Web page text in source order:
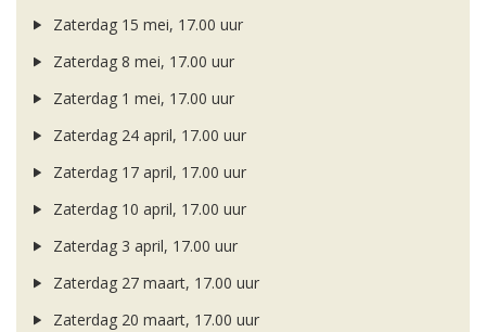
Zaterdag 15 mei, 17.00 uur
Zaterdag 8 mei, 17.00 uur
Zaterdag 1 mei, 17.00 uur
Zaterdag 24 april, 17.00 uur
Zaterdag 17 april, 17.00 uur
Zaterdag 10 april, 17.00 uur
Zaterdag 3 april, 17.00 uur
Zaterdag 27 maart, 17.00 uur
Zaterdag 20 maart, 17.00 uur